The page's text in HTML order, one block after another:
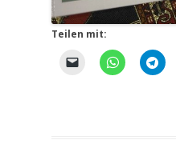
Teilen mit: